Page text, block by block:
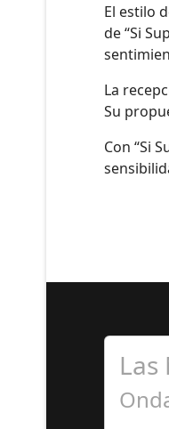
El estilo
de “Si
La
Su
Con “Si
Las